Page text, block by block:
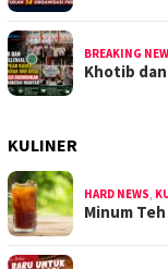
BREAKING
Khotib
KULINER
HARD NEWS,
Minum